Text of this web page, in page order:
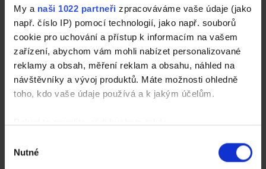
My a naši 1022 partneři zpracováváme vaše údaje (jako
např. číslo IP) pomocí technologií, jako např. souborů
cookie pro uchování a přístup k informacím na vašem
zařízení, abychom vám mohli nabízet personalizované
reklamy a obsah, měření reklam a obsahu, náhled na
návštěvníky a vývoj produktů. Máte možnosti ohledně
toho, kdo vaše údaje používá a k jakým účelům.
které mohou být přesné na několik metrů
souhlasu
Nutné